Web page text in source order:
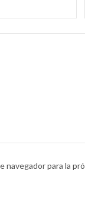
para la